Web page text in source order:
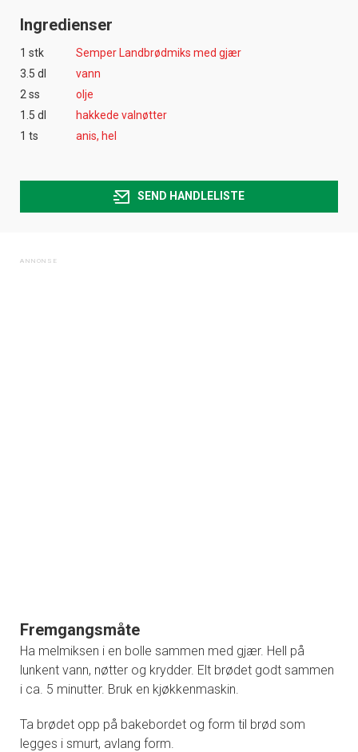
Ingredienser
1 stk
Semper Landbrødmiks med gjær
3.5 dl
vann
2 ss
olje
1.5 dl
hakkede valnøtter
1 ts
anis, hel
SEND HANDLELISTE
Fremgangsmåte
Ha melmiksen i en bolle sammen med gjær. Hell på
lunkent vann, nøtter og krydder. Elt brødet godt sammen
i ca. 5 minutter. Bruk en kjøkkenmaskin.
Ta brødet opp på bakebordet og form til brød som
legges i smurt, avlang form.